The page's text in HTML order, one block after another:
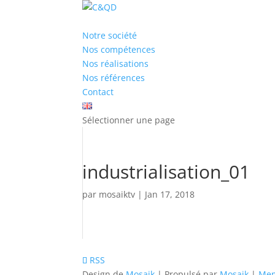
Notre société
Nos compétences
Nos réalisations
Nos références
Contact
Sélectionner une page
industrialisation_01
par mosaiktv | Jan 17, 2018
RSS